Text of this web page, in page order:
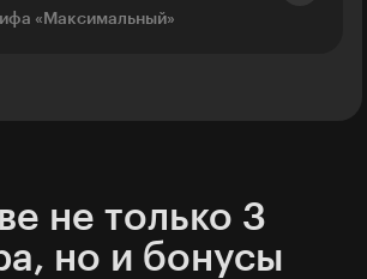
«Максимальный»
не только 3
но и бонусы